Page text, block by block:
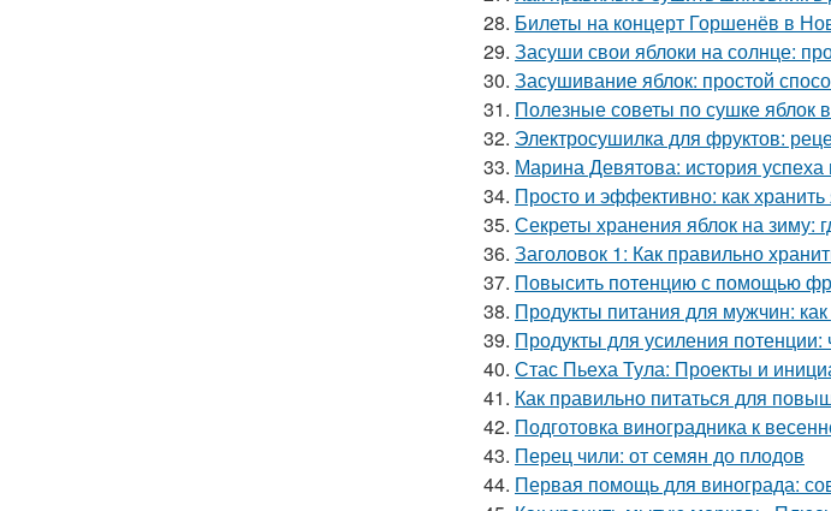
28. Билеты на концерт Горшенёв в
29. Засуши свои яблоки на солнце:
30. Засушивание яблок: простой
31. Полезные советы по сушке яблок
32. Электросушилка для фруктов:
33. Марина Девятова: история успеха
34. Просто и эффективно: как
35. Секреты хранения яблок на зиму:
36. Заголовок 1: Как правильно
37. Повысить потенцию с помощью
38. Продукты питания для мужчин:
39. Продукты для усиления
40. Стас Пьеха Тула: Проекты и
41. Как правильно питаться для
42. Подготовка виноградника к
43. Перец чили: от семян до плодов
44. Первая помощь для винограда: